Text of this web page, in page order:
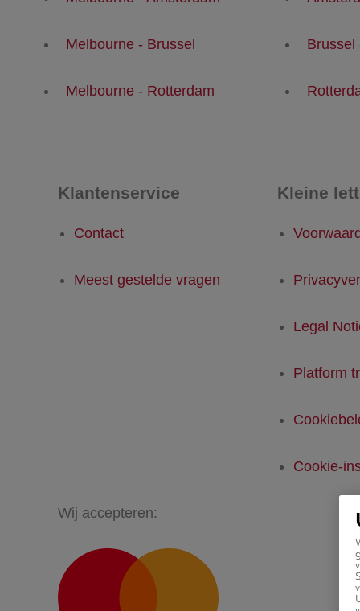
Melbourne - Brussel Brussel
Melbourne - Rotterdam
Klantenservice
Contact
Meest gestelde vragen
Kleine
Legal
Platform
Cookie-
Wij accepteren: